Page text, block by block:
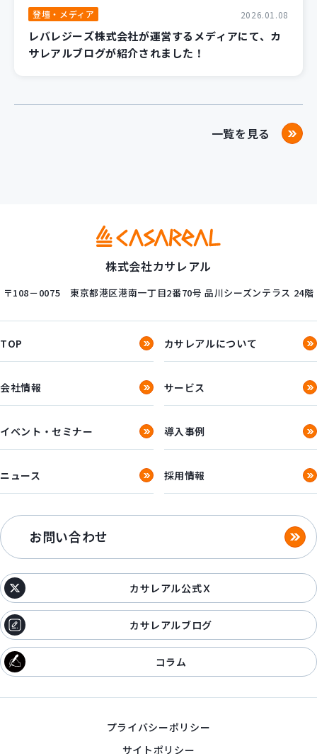
登壇・メディア 2026.01.08
レバレジーズ株式会社が運営するメディアにて、カ
サレアルブログが紹介されました！
一覧を見る
株式会社カサレアル
〒108－0075 東京都港区港南一丁目2番70号 品川シーズンテラス 24階
TOP カサレアルについて
会社情報 サービス
イベント・セミナー 導入事例
ニュース 採用情報
お問い合わせ
カサレアル公式Ｘ
カサレアルブログ
コラム
プライバシーポリシー
サイトポリシー